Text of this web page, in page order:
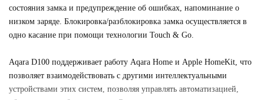
состояния замка и предупреждение об ошибках, напоминание о
низком заряде. Блокировка/разблокировка замка осуществляется в
одно касание при помощи технологии Touch & Go.
Aqara D100 поддерживает работу Aqara Home и Apple HomeKit, что
позволяет взаимодействовать с другими интеллектуальными
устройствами этих систем, позволяя управлять автоматизацией,